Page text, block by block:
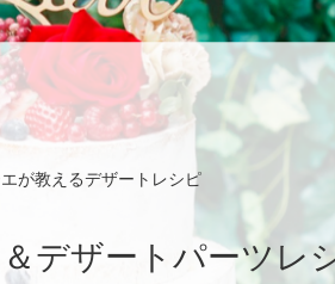
が教えるデザートレシピ
デザートパーツレ